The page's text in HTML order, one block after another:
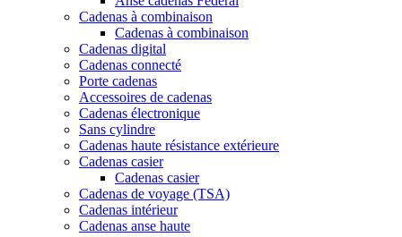
Cadenas à combinaison
Cadenas à combinaison
Cadenas digital
Cadenas connecté
Porte cadenas
Accessoires de cadenas
Cadenas électronique
Sans cylindre
Cadenas haute résistance extérieure
Cadenas casier
Cadenas casier
Cadenas de voyage (TSA)
Cadenas intérieur
Cadenas anse haute